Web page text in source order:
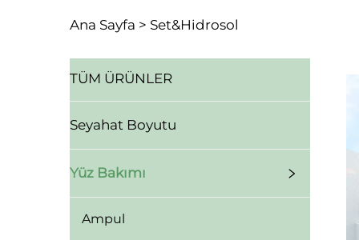
Ana Sayfa > Set&Hidrosol
TÜM ÜRÜNLER
Seyahat Boyutu
Yüz Bakımı
Ampul